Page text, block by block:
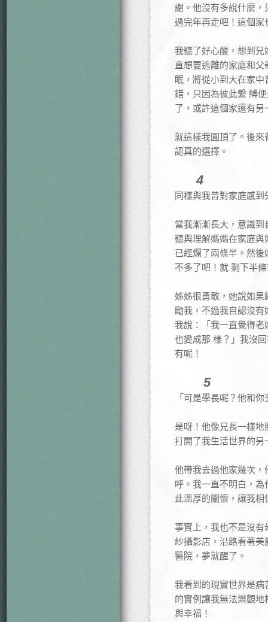
謝。他沒有多說什麼
過完年再走吧！這個
我聽了好心酸，想到
直想要逃離的家庭和
眠，將從小到大在家
錯，只因為彼此繫 縛
了，或許這個家還有另
就這樣我圓頂了。後
認真的選擇。
4
同樣與我曾對家庭感
當我漸漸長大，意識
聽與理解媽媽在家庭
已經爛了兩條半。然
不多了吧！就 剩下半
姊姊很勇敢，她說如
勵我，不過我自認沒
我說：「我一直覺得
也變成那 樣？」我沒
有呢！
5
「可是學長呢？他和
是呀！他像兄長一樣
打開了我生活世界的另
他帶我去過他家幾次
呼。我一直不明白，
此溫厚的關懷，讓我
事實上，我也不是沒
紗攝影店，沿路看著
醫院，夢就醒了。
我看到的現實世界是
的實例讓我無法樂觀
與幸福！